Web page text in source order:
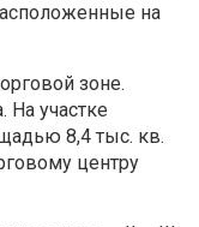
на
зоне.
На участке
8,4 тыс. кв.
центру